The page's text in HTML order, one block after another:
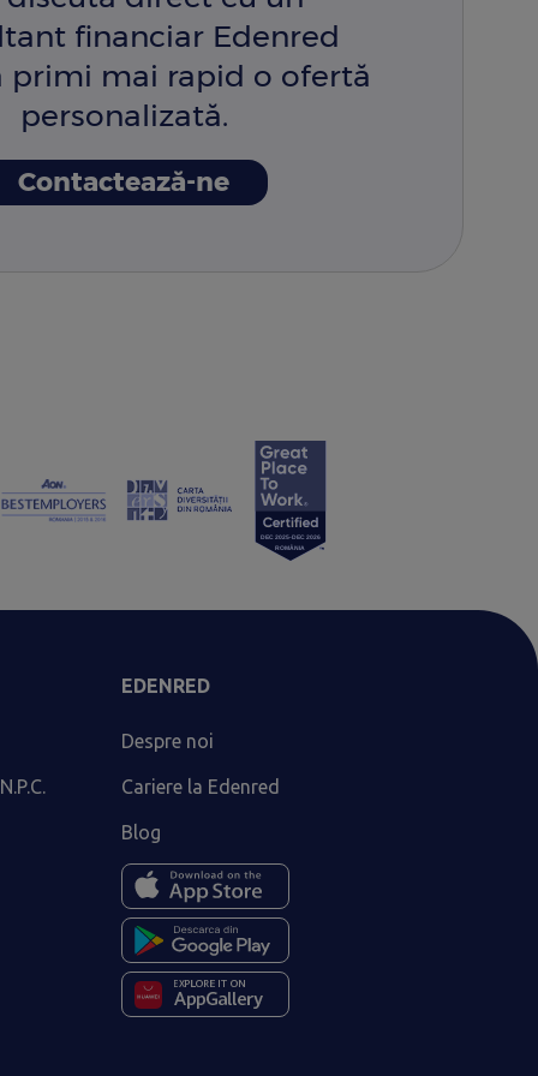
financiar Edenred
primi mai rapid o ofertă
personalizată.
Contactează-ne
EDENRED
Despre noi
Cariere la Edenred
Blog